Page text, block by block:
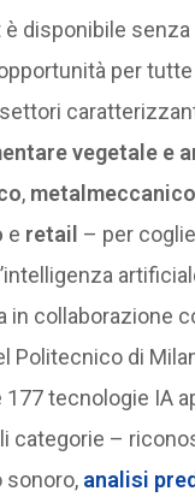
è disponibile
per
vegetale e
, metalmeccanico
e retail – per
in collaborazione
Politecnico di
tecnologie IA
categorie –
analisi